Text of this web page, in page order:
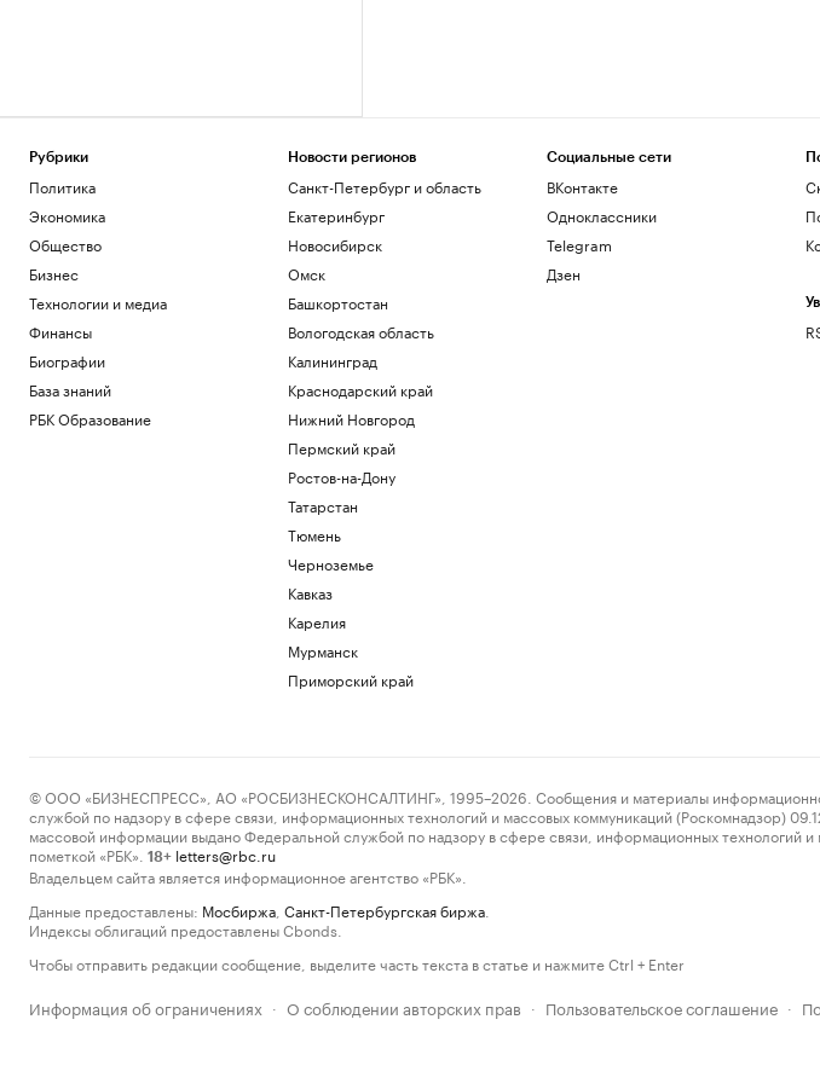
Рубрики
Политика
Экономика
Общество
Бизнес
Технологии и медиа
Финансы
Биографии
База знаний
РБК Образование
Новости регионов
Санкт-Петербург и область
Екатеринбург
Новосибирск
Омск
Башкортостан
Вологодская область
Калининград
Краснодарский край
Нижний Новгород
Пермский край
Ростов-на-Дону
Татарстан
Тюмень
Черноземье
Кавказ
Карелия
Мурманск
Приморский край
Социальные сети
ВКонтакте
Одноклассники
Telegram
Дзен
© ООО «БИЗНЕСПРЕСС», АО «РОСБИЗНЕСКОНСАЛТИНГ», 1995–2026. Сообщения и материалы
службой по надзору в сфере связи, информационных технологий и массовых коммуникаций (Роскомнадзор)
массовой информации выдано Федеральной службой по надзору в сфере связи, информационных
пометкой «РБК».
18+ letters@rbc.ru
Владельцем сайта является информационное агентство «РБК».
Данные предоставлены: Мосбиржа Санкт-Петербургская биржа
Индексы облигаций предоставлены Cbonds.
Чтобы отправить редакции сообщение, выделите часть текста в статье и нажмите Ctrl + Enter
Информация об ограничениях · О соблюдении авторских прав · Пользовательское соглашение ·